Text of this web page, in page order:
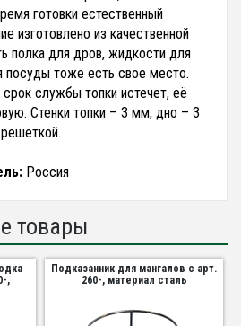
готовки естественный
изготовлено из качественной
полка для дров, жидкости для
посуды тоже есть свое место.
службы топки истечет, её
Стенки топки – 3 мм, дно – 3
Россия
товары
,
Подказанник для мангалов с арт.
260-, материал сталь